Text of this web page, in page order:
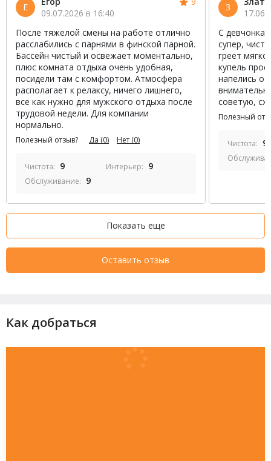
Е
09.07.2026 в 16:40
После тяжелой смены на работе отлично
расслабились с парнями в финской парной.
Бассейн чистый и освежает моментально,
плюс комната отдыха очень удобная,
посидели там с комфортом. Атмосфера
располагает к релаксу, ничего лишнего,
все как нужно для мужского отдыха после
трудовой недели. Для компании
нормально.
Полезный отзыв? Да (0) Нет (0)
Чистота: 9 Интерьер: 9
Обслуживание: 9
З
С
супер,
греет
купель
напелись
советую,
Полезный
Чистота: 9
Показать еще
Оставить отзыв
Как добраться